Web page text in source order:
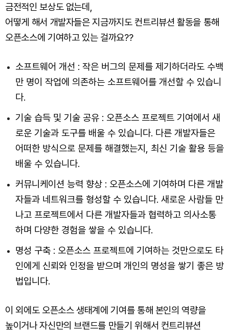
금전적인 보상도 없는데,
어떻게 해서 개발자들은 지금까지도 컨트리뷰션 활동을 통해
오픈소스에 기여하고 있는 걸까요??
소프트웨어 개선 : 작은 버그의 문제를 제기하더라도 수백
만 명이 작업에 의존하는 소프트웨어를 개선할 수 있습니
다.
기술 습득 및 기술 공유 : 오픈소스 프로젝트 기여에서 새
로운 기술과 도구를 배울 수 있습니다. 다른 개발자들은
어떠한 방식으로 문제를 해결했는지, 최신 기술 활용 등을
배울 수 있습니다.
커뮤니케이션 능력 향상 : 오픈소스에 기여하며 다른 개발
자들과 네트워크를 형성할 수 있습니다. 새로운 사람들 만
나고 프로젝트에서 다른 개발자들과 협력하고 의사소통
하며 다양한 경험을 쌓을 수 있습니다.
명성 구축 : 오픈소스 프로젝트에 기여하는 것만으로도 타
인에게 신뢰와 인정을 받으며 개인의 명성을 쌓기 좋은 방
법입니다.
이 외에도 오픈소스 생태계에 기여를 통해 본인의 역량을
높이거나 자신만의 브랜드를 만들기 위해서 컨트리뷰션